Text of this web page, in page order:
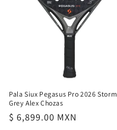
Pala Siux Pegasus Pro 2026 Storm
Grey Alex Chozas
Precio
$ 6,899.00 MXN